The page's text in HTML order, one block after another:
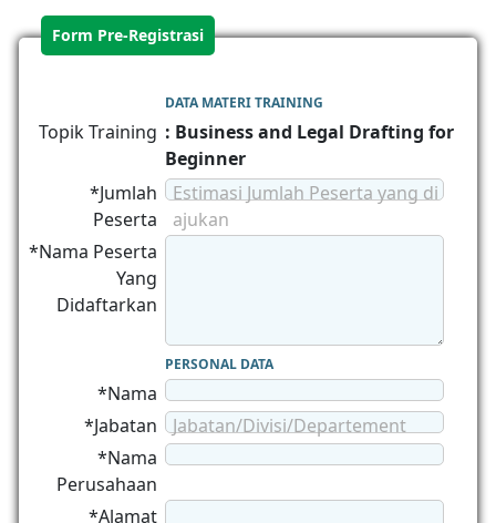
Form Pre-Registrasi
DATA MATERI TRAINING
Topik Training : Business and Legal Drafting for
Beginner
*Jumlah
Peserta
Estimasi Jumlah Peserta yang di
ajukan
*Nama Peserta
Yang
Didaftarkan
PERSONAL DATA
*Nama
*Jabatan
Jabatan/Divisi/Departement
*Nama
Perusahaan
*Alamat